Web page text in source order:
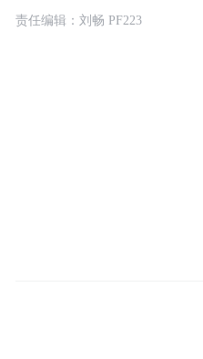
责任编辑：刘畅 PF223